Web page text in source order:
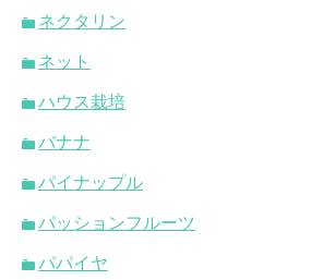
ネクタリン
ネット
ハウス栽培
バナナ
パイナップル
パッションフルーツ
パパイヤ